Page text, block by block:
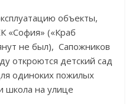
объекты,
«София» («Краб
не был), Сапожников
откроются детский сад
одиноких пожилых
школа на улице